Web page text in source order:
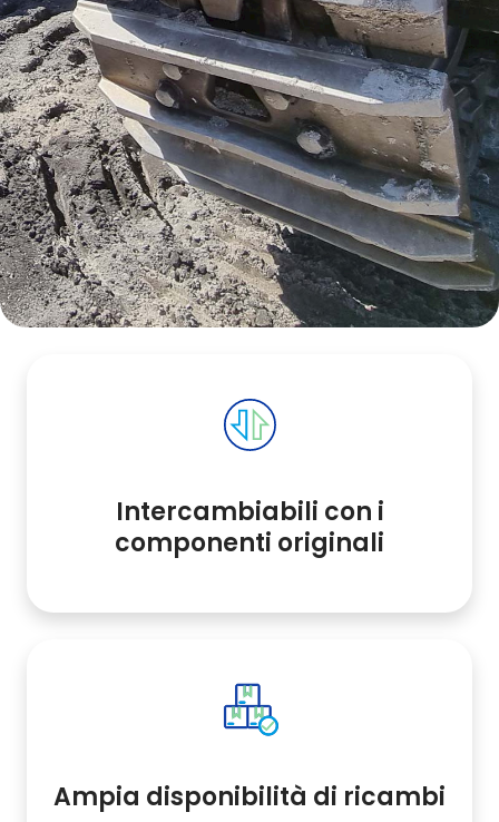
Intercambiabili con i
componenti originali
Ampia disponibilità di ricambi